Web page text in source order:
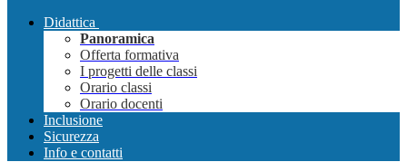
Didattica
Panoramica
Offerta formativa
I progetti delle classi
Orario classi
Orario docenti
Inclusione
Sicurezza
Info e contatti